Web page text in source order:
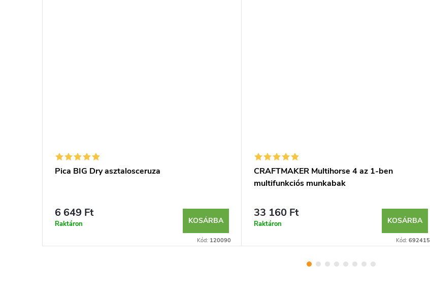
Pica BIG Dry asztalosceruza
6 649 Ft
Raktáron KOSÁRBA
Kód: 120090
CRAFTMAKER Multihorse 4 az 1-ben
multifunkciós munkabak
33 160 Ft
Raktáron KOSÁRBA
Kód: 692415